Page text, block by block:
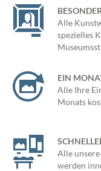
Alle
spezielles
EIN
Alle Ihre
Monats
Alle
werden